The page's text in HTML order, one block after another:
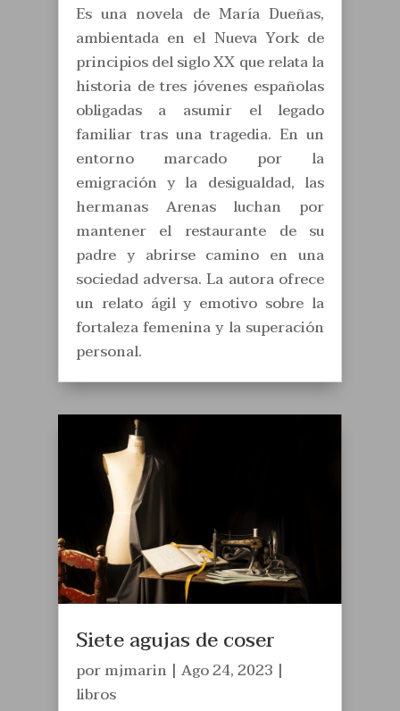
Es una novela de María Dueñas,
ambientada en el Nueva York de
principios del siglo XX que relata la
historia de tres jóvenes españolas
obligadas a asumir el legado
familiar tras una tragedia. En un
entorno marcado por la
emigración y la desigualdad, las
hermanas Arenas luchan por
mantener el restaurante de su
padre y abrirse camino en una
sociedad adversa. La autora ofrece
un relato ágil y emotivo sobre la
fortaleza femenina y la superación
personal.
Siete agujas de coser
pormjmarin| Ago 24, 2023 |
libros